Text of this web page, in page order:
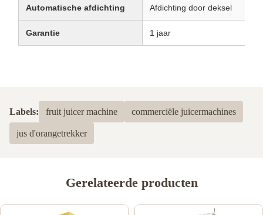
Automatische afdichting Afdichting door deksel
Garantie 1 jaar
Labels: fruit juicer machine commerciële juicermachines
jus d'orangetrekker
Gerelateerde producten